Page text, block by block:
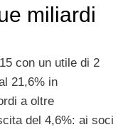
miliardi
con un utile di 2
21,6% in
a oltre
del 4,6%: ai soci